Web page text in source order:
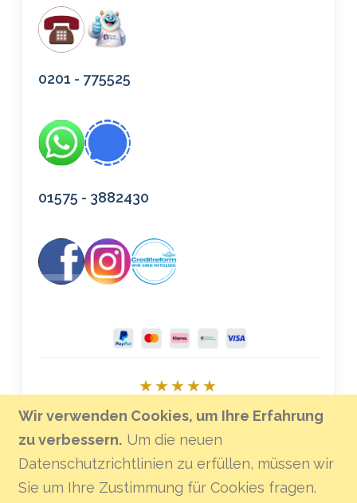
Wir verwenden Cookies, um Ihre Erfahrung
zu verbessern. Um die neuen
Datenschutzrichtlinien zu erfüllen, müssen wir
Sie um Ihre Zustimmung für Cookies fragen.
0201 - 775525
01575 - 3882430
★★★★★
Bei Google bewerten